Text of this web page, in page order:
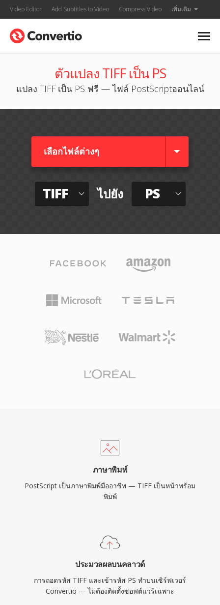
Video Editor Add Subtitles to Video Compress Video เพิ่มเติม
ตัวแปลง TIFF เป็น PS
แปลง TIFF เป็น PS ฟรี — ไฟล์ PostScriptออนไลน์
เลือกไฟล์ต่างๆ​
TIFF ไปยัง PS
ภาษาพิมพ์
PostScript เป็นภาษาพิมพ์มืออาชีพ — TIFF เป็นหน้าพร้อม
พิมพ์
ประมวลผลบนคลาวด์
การถอดรหัส TIFF และเข้ารหัส PS ทำบนเซิร์ฟเวอร์
Convertio — ไม่ต้องติดตั้งซอฟต์แวร์เฉพาะ